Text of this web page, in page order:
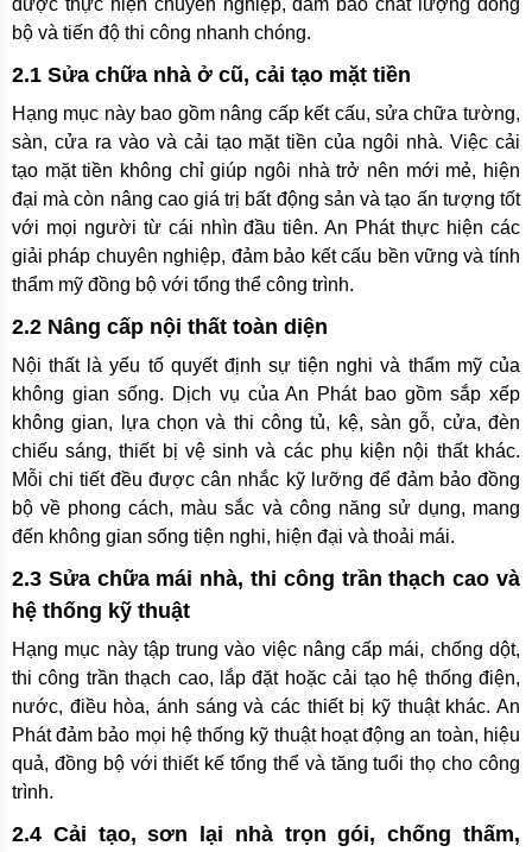
được thực hiện chuyên nghiệp, đảm bảo chất lượng đồng
bộ và tiến độ thi công nhanh chóng.
2.1 Sửa chữa nhà ở cũ, cải tạo mặt tiền
Hạng mục này bao gồm nâng cấp kết cấu, sửa chữa tường,
sàn, cửa ra vào và cải tạo mặt tiền của ngôi nhà. Việc cải
tạo mặt tiền không chỉ giúp ngôi nhà trở nên mới mẻ, hiện
đại mà còn nâng cao giá trị bất động sản và tạo ấn tượng tốt
với mọi người từ cái nhìn đầu tiên. An Phát thực hiện các
giải pháp chuyên nghiệp, đảm bảo kết cấu bền vững và tính
thẩm mỹ đồng bộ với tổng thể công trình.
2.2 Nâng cấp nội thất toàn diện
Nội thất là yếu tố quyết định sự tiện nghi và thẩm mỹ của
không gian sống. Dịch vụ của An Phát bao gồm sắp xếp
không gian, lựa chọn và thi công tủ, kệ, sàn gỗ, cửa, đèn
chiếu sáng, thiết bị vệ sinh và các phụ kiện nội thất khác.
Mỗi chi tiết đều được cân nhắc kỹ lưỡng để đảm bảo đồng
bộ về phong cách, màu sắc và công năng sử dụng, mang
đến không gian sống tiện nghi, hiện đại và thoải mái.
2.3 Sửa chữa mái nhà, thi công trần thạch cao và
hệ thống kỹ thuật
Hạng mục này tập trung vào việc nâng cấp mái, chống dột,
thi công trần thạch cao, lắp đặt hoặc cải tạo hệ thống điện,
nước, điều hòa, ánh sáng và các thiết bị kỹ thuật khác. An
Phát đảm bảo mọi hệ thống kỹ thuật hoạt động an toàn, hiệu
quả, đồng bộ với thiết kế tổng thể và tăng tuổi thọ cho công
trình.
2.4 Cải tạo, sơn lại nhà trọn gói, chống thấm,